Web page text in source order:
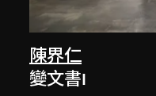
陳界仁
變文書I